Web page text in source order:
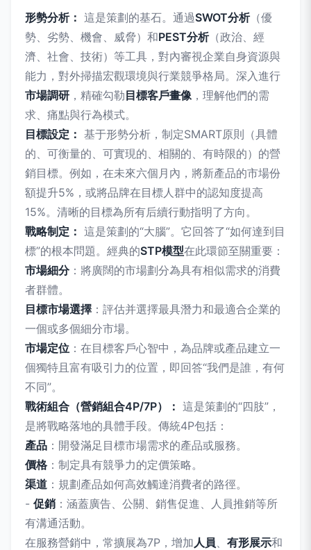
形勢分析： 這是策劃的基石。通過SWOT分析（優
勢、劣勢、機會、威脅）和PEST分析（政治、經
濟、社會、技術）等工具，對內審視企業自身資源與
能力，對外掃描宏觀環境與行業競爭格局。深入進行
市場調研 ，精確勾勒目標客戶畫像 ，理解他們的需
求、痛點與行為模式。
目標設定： 基于形勢分析，制定SMART原則（具體
的、可衡量的、可實現的、相關的、有時限的）的營
銷目標。例如，在未來六個月內，將新產品的市場份
額提升5%，或將品牌在目標人群中的認知度提高
15%。清晰的目標為所有后續行動指明了方向。
戰略制定： 這是策劃的“大腦”。它回答了“如何達到目
標”的根本問題。經典的STP模型在此環節至關重要：
市場細分：將廣闊的市場劃分為具有相似需求的消費
者群體。
目標市場選擇 ：評估并選擇最具潛力和最適合企業的
一個或多個細分市場。
市場定位 ：在目標客戶心智中，為品牌或產品建立一
個獨特且富有吸引力的位置，即回答“我們是誰，有何
不同”。
戰術組合（營銷組合4P/7P）： 這是策劃的“四肢”，
是將戰略落地的具體手段。傳統4P包括：
產品 ：開發滿足目標市場需求的產品或服務。
價格 ：制定具有競爭力的定價策略。
渠道 ：規劃產品如何高效觸達消費者的路徑。
- 促銷 ：涵蓋廣告、公關、銷售促進、人員推銷等所
有溝通活動。
在服務營銷中，常擴展為7P，增加 人員 有形展示和